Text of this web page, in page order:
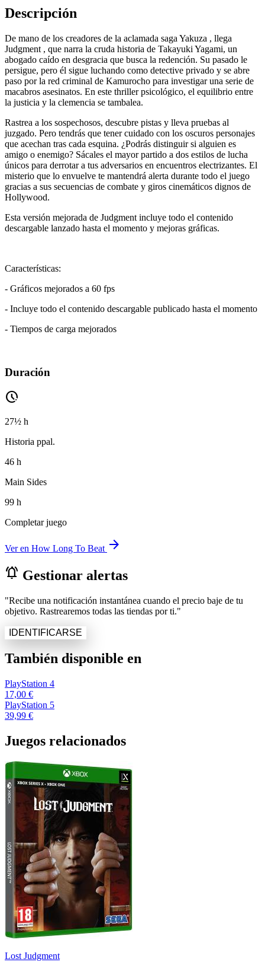
Descripción
De mano de los creadores de la aclamada saga Yakuza , llega
Judgment , que narra la cruda historia de Takayuki Yagami, un
abogado caído en desgracia que busca la redención. Su pasado le
persigue, pero él sigue luchando como detective privado y se abre
paso por la red criminal de Kamurocho para investigar una serie de
macabros asesinatos. En este thriller psicológico, el equilibrio entre
la justicia y la clemencia se tambalea.
Rastrea a los sospechosos, descubre pistas y lleva pruebas al
juzgado. Pero tendrás que tener cuidado con los oscuros personajes
que acechan tras cada esquina. ¿Podrás distinguir si alguien es
amigo o enemigo? Sácales el mayor partido a dos estilos de lucha
únicos para derrotar a tus adversarios en encuentros electrizantes. El
misterio que lo envuelve te mantendrá alerta durante todo el juego
gracias a sus secuencias de combate y giros cinemáticos dignos de
Hollywood.
Esta versión mejorada de Judgment incluye todo el contenido
descargable lanzado hasta el momento y mejoras gráficas.
Características:
- Gráficos mejorados a 60 fps
- Incluye todo el contenido descargable publicado hasta el momento
- Tiempos de carga mejorados
Duración
pace
27½ h
Historia ppal.
46 h
Main Sides
99 h
Completar juego
Ver en How Long To Beat arrow_forward
notifications_active Gestionar alertas
"Recibe una notificación instantánea cuando el precio baje de tu
objetivo. Rastrearemos todas las tiendas por ti."
IDENTIFICARSE
También disponible en
PlayStation 4
17,00 €
PlayStation 5
39,99 €
Juegos relacionados
Lost Judgment